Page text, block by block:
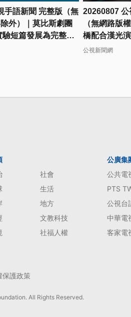
手語新聞 完整版（無
外）｜莫比斯劇團
短篇發展為完整演
20260807 公
（無網路版
橋配合漢光
擬阻擋敵軍
公視新聞網
社會
生活
地方
文教科技
社福人權
公廣集
公共電
PTS
公視台
中華電
客家電
保護政策
All Rights Reserved.